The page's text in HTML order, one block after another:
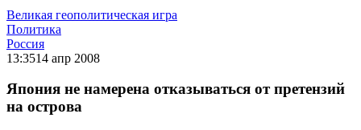
Великая геополитическая игра
Политика
Россия
13:3514 апр 2008
Япония не намерена отказываться от претензий
на острова